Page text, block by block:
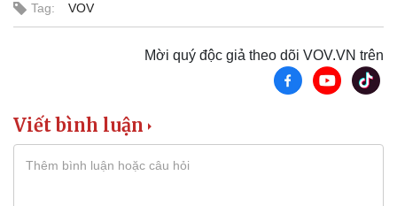
Vũ khí
Tag: VOV
Mời quý độc giả theo dõi VOV.VN trên
Viết bình luận